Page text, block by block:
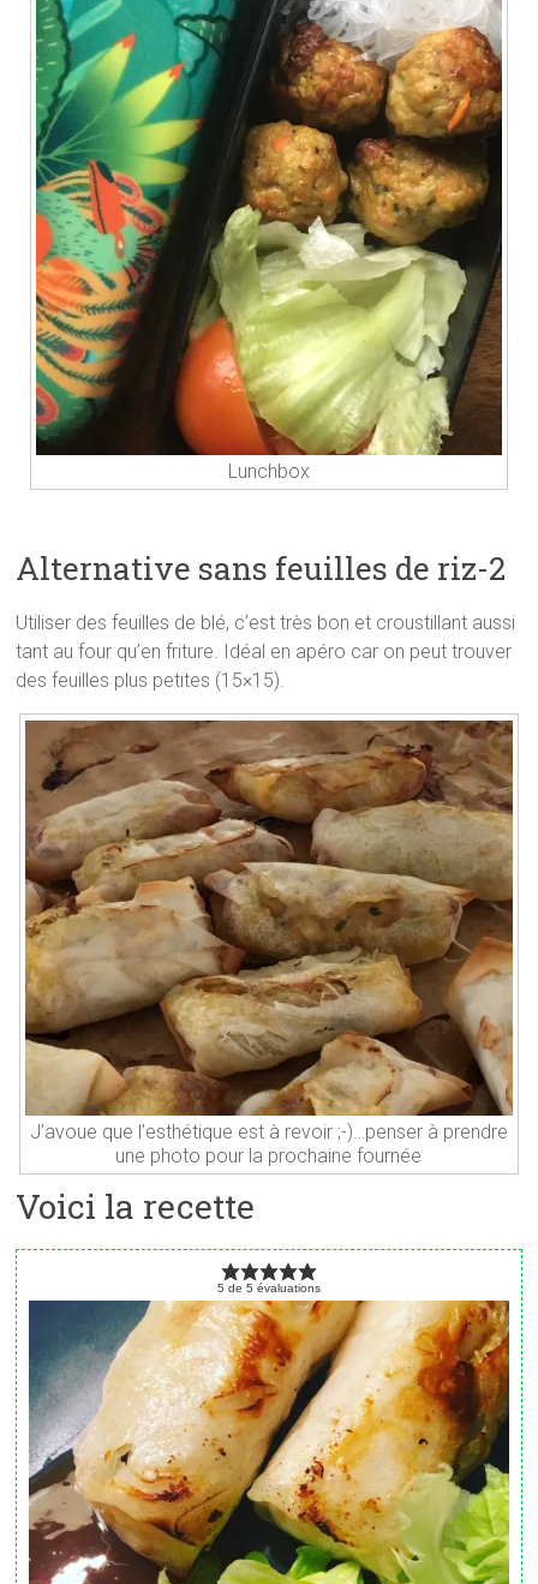
Lunchbox
Alternative sans feuilles de riz-2
Utiliser des feuilles de blé, c’est très bon et croustillant aussi
tant au four qu’en friture. Idéal en apéro car on peut trouver
des feuilles plus petites (15×15).
J’avoue que l’esthétique est à revoir ;-)…penser à prendre
une photo pour la prochaine fournée
Voici la recette
5 de 5 évaluations